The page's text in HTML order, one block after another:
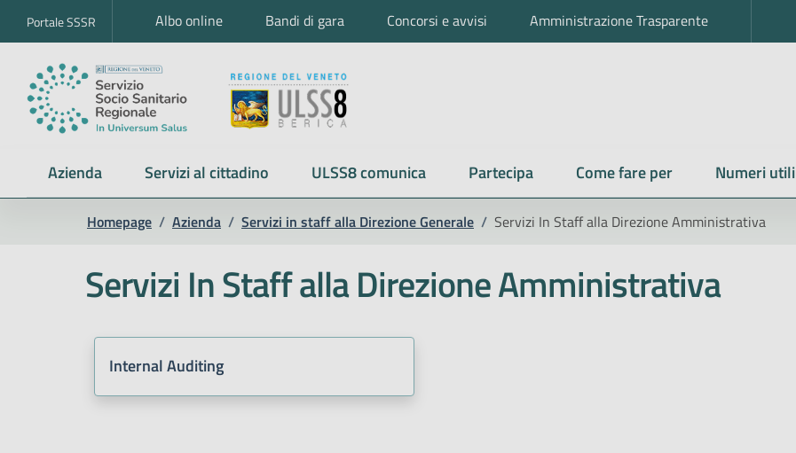
Portale SSSR Albo online Bandi di gara Concorsi e avvisi Amministrazione Trasparente
Azienda Servizi al cittadino ULSS8 comunica Partecipa Come fare per Numeri utili
Homepage / Azienda / Servizi in staff alla Direzione Generale / Servizi In Staff alla Direzione Amministrativa
Servizi In Staff alla Direzione Amministrativa
Internal Auditing